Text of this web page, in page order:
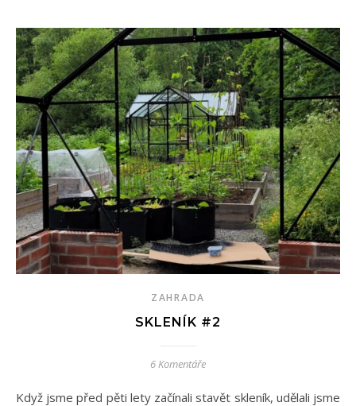
ZAHRADA
SKLENÍK #2
6 Komentáře
Když jsme před pěti lety začínali stavět skleník, udělali jsme